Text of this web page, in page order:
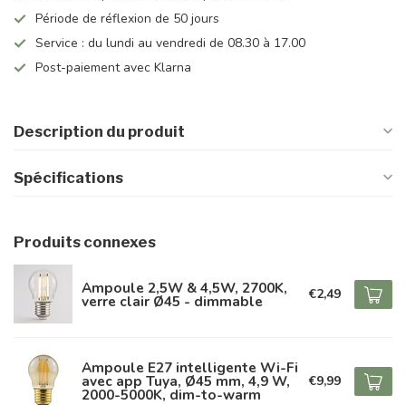
Période de réflexion de 50 jours
Service : du lundi au vendredi de 08.30 à 17.00
Post-paiement avec Klarna
Description du produit
Spécifications
Produits connexes
Ampoule 2,5W & 4,5W, 2700K,
verre clair Ø45 - dimmable €2,49
Ampoule E27 intelligente Wi-Fi
avec app Tuya, Ø45 mm, 4,9 W,
2000-5000K, dim-to-warm
€9,99